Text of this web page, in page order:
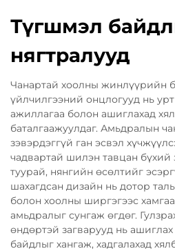
Түгшмэл
нягтралууд
Чанартай хоолны жинлүүрийн
үйлчилгээний онцлогууд нь
ажиллагаа болон ашиглахад
баталгаажуулдаг. Амьдралын
зэвэрдэггүй ган эсвэл
чадвартай шилэн тавцан бүхий
туурай, нянгийн өсөлтийг
шахагдсан дизайн нь дотор
болон хоолны ширгэгээс
амьдралыг сунгаж өгдөг.
өндөртэй загварууд нь
байдлыг хангаж, хадгалахад